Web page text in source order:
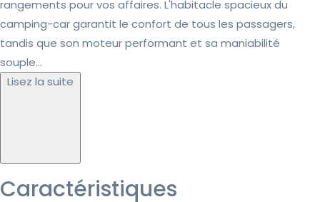
rangements pour vos affaires. L'habitacle spacieux du
camping-car garantit le confort de tous les passagers,
tandis que son moteur performant et sa maniabilité
souple...
Lisez la suite
Caractéristiques